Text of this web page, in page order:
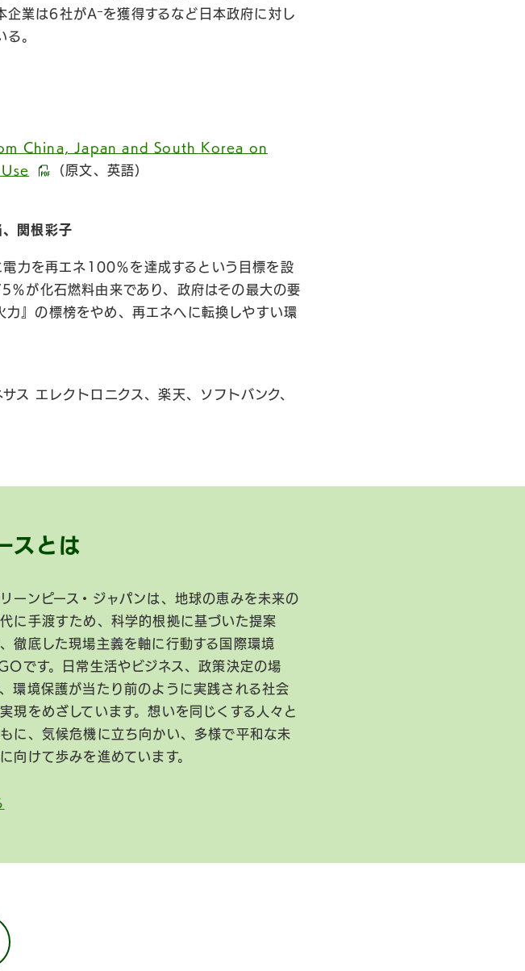
企業は6社がA–を獲得するなど日本政府に対し
。
China, Japan and South Korea on
（原文、英語）
関根彩子
力を再エネ100％を達成するという目標を設
％が化石燃料由来であり、政府はその最大の要
』の標榜をやめ、再エネへに転換しやすい環
ス エレクトロニクス、楽天、ソフトバンク、
スとは
ーンピース・ジャパンは、地球の恵みを未来の
に手渡すため、科学的根拠に基づいた提案
徹底した現場主義を軸に行動する国際環境
です。日常生活やビジネス、政策決定の場
環境保護が当たり前のように実践される社会
現をめざしています。想いを同じくする人々と
に、気候危機に立ち向かい、多様で平和な未
向けて歩みを進めています。